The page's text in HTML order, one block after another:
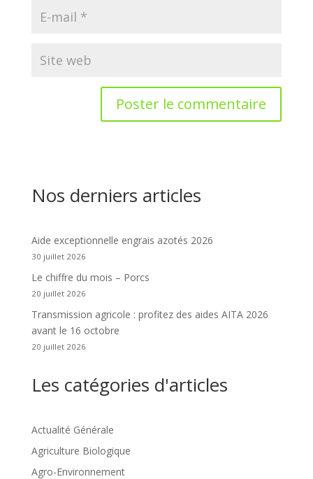
Nos derniers articles
Aide exceptionnelle engrais azotés 2026
30 juillet 2026
Le chiffre du mois – Porcs
20 juillet 2026
Transmission agricole : profitez des aides AITA 2026
avant le 16 octobre
20 juillet 2026
Les catégories d'articles
Actualité Générale
Agriculture Biologique
Agro-Environnement